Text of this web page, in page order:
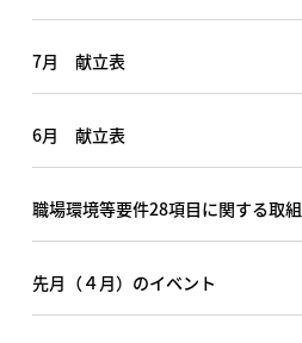
7月 献立表
6月 献立表
職場環境等要件28項目に関する取組
先月（４月）のイベント